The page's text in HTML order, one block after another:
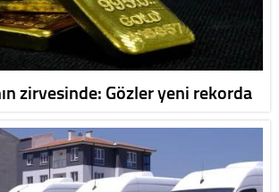
zirvesinde: Gözler yeni rekorda